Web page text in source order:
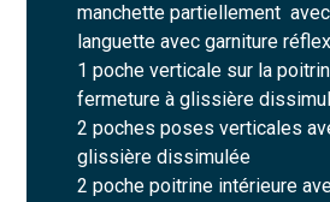
manchette partiellement
languette avec garniture
1 poche verticale sur la
fermeture à glissière
2 poches poses verticales
glissière dissimulée
2 poche poitrine intérieure